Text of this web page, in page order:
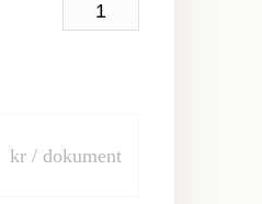
kr / dokument